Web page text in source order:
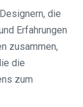
die
Erfahrungen
zusammen,
die
zum